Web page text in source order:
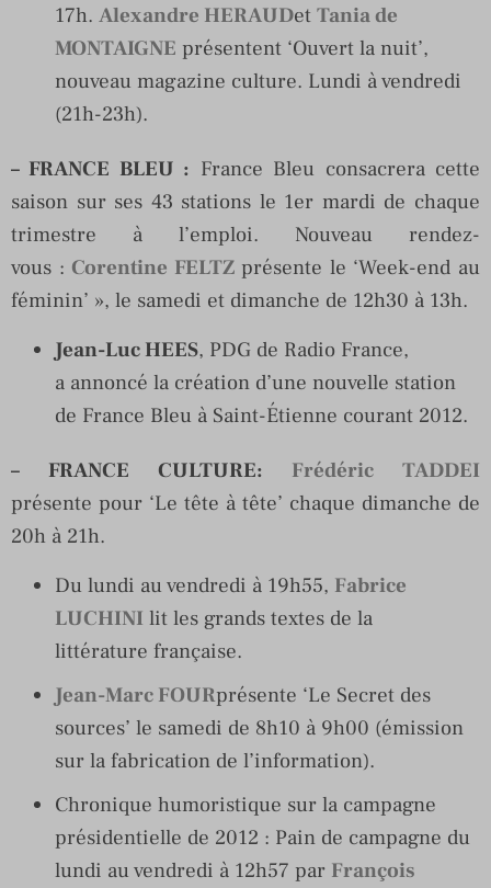
17h. Alexandre HERAUDet Tania de
MONTAIGNE présentent ‘Ouvert la nuit’,
nouveau magazine culture. Lundi à vendredi
(21h-23h).
– FRANCE BLEU : France Bleu consacrera cette
saison sur ses 43 stations le 1er mardi de chaque
trimestre à l’emploi. Nouveau rendez-
vous : Corentine FELTZprésente le ‘Week-end au
féminin’ », le samedi et dimanche de 12h30 à 13h.
Jean-Luc HEES, PDG de Radio France,
a annoncé la création d’une nouvelle station
de France Bleu à Saint-Étienne courant 2012.
– FRANCE CULTURE: Frédéric TADDEI
présente pour ‘Le tête à tête’ chaque dimanche de
20h à 21h.
Du lundi au vendredi à 19h55, Fabrice
LUCHINI lit les grands textes de la
littérature française.
Jean-Marc FOURprésente ‘Le Secret des
sources’ le samedi de 8h10 à 9h00 (émission
sur la fabrication de l’information).
Chronique humoristique sur la campagne
présidentielle de 2012 : Pain de campagne du
lundi au vendredi à 12h57 par François